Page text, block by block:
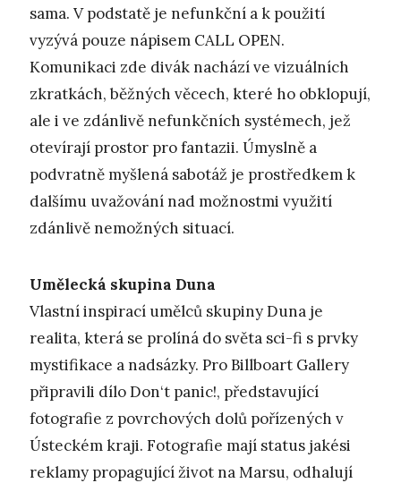
sama. V podstatě je nefunkční a k použití
vyzývá pouze nápisem CALL OPEN.
Komunikaci zde divák nachází ve vizuálních
zkratkách, běžných věcech, které ho obklopují,
ale i ve zdánlivě nefunkčních systémech, jež
otevírají prostor pro fantazii. Úmyslně a
podvratně myšlená sabotáž je prostředkem k
dalšímu uvažování nad možnostmi využití
zdánlivě nemožných situací.
Umělecká skupina Duna
Vlastní inspirací umělců skupiny Duna je
realita, která se prolíná do světa sci-fi s prvky
mystifikace a nadsázky. Pro Billboart Gallery
připravili dílo Don‘t panic!, představující
fotografie z povrchových dolů pořízených v
Ústeckém kraji. Fotografie mají status jakési
reklamy propagující život na Marsu, odhalují